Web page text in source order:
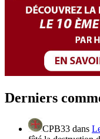
Derniers
CPB33 dans